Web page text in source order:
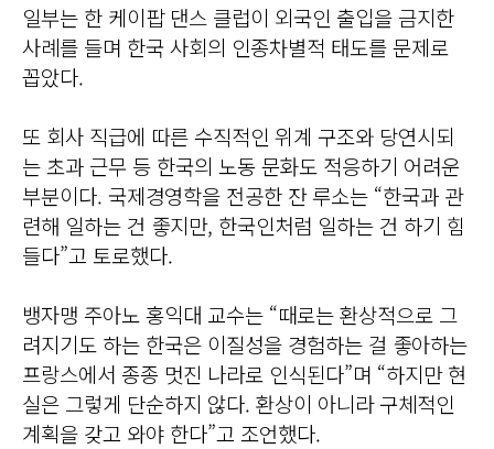
일부는 한 케이팝 댄스 클럽이 외국인 출입을 금지한
사례를 들며 한국 사회의 인종차별적 태도를 문제로
꼽았다.
또 회사 직급에 따른 수직적인 위계 구조와 당연시되
는 초과 근무 등 한국의 노동 문화도 적응하기 어려운
부분이다. 국제경영학을 전공한 잔 루소는 “한국과 관
련해 일하는 건 좋지만, 한국인처럼 일하는 건 하기 힘
들다”고 토로했다.
뱅자맹 주아노 홍익대 교수는 “때로는 환상적으로 그
려지기도 하는 한국은 이질성을 경험하는 걸 좋아하는
프랑스에서 종종 멋진 나라로 인식된다”며 “하지만 현
실은 그렇게 단순하지 않다. 환상이 아니라 구체적인
계획을 갖고 와야 한다”고 조언했다.